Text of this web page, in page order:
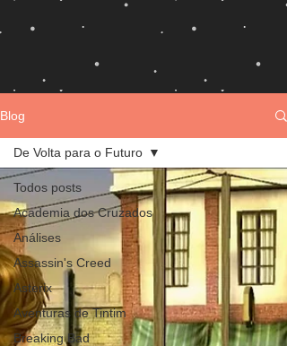
Blog
Todos posts
Academia dos Cruzados
Análises
Assassin's Creed
Asterix
Aventuras de Tintim
Breaking Bad
De Volta para o Futuro